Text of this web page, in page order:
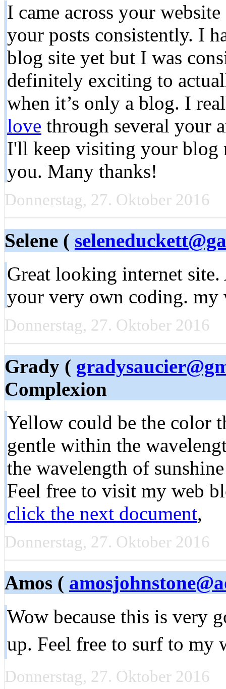
I came across your
your posts consistently. I
blog site yet but I was
definitely exciting to
when it’s only a blog. I
love through several your
I'll keep visiting your blog
you. Many thanks!
Donnerstag, 27. Oktober 2016
Selene (
Great looking internet
your very own coding. my
Donnerstag, 27. Oktober 2016
Grady (
Complexion
Yellow could be the color
gentle within the
the wavelength of
Feel free to visit my web
click the next document,
Donnerstag, 27. Oktober 2016
Amos (
Wow because this is very
up. Feel free to surf to my
Donnerstag, 27. Oktober 2016